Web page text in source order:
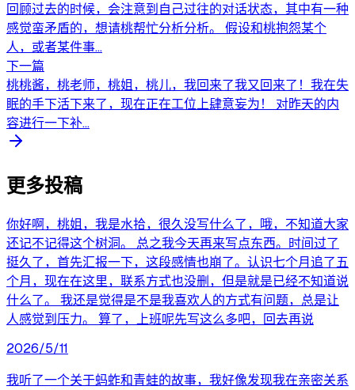
回顾过去的时候，会注意到自己过往的对话状态，其中有一种
感觉蛮矛盾的，想请桃帮忙分析分析。 假设和桃抱怨某个
人，或者某件事...
下一篇
桃桃酱，桃老师，桃姐，桃儿，我回来了我又回来了！我在失
眠的手下活下来了，现在正在工位上肆意妄为！ 对昨天的内
容进行一下补...
更多投稿
你好啊，桃姐，我是水拾，很久没写什么了，哦，不知道大家
还记不记得这个树洞。 总之我今天再来写点东西。时间过了
挺久了，首先汇报一下，这段感情也崩了。认识七个月追了五
个月，现在在这里，联系方式也没删，但是就是已经不知道说
什么了。 我还是觉得是不是我喜欢人的方式有问题，总是让
人感觉到压力。 算了，上班呢先写这么多吧，回去再说
2026/5/11
我听了一个关于蚂蚱和青蛙的故事，我好像发现我在亲密关系